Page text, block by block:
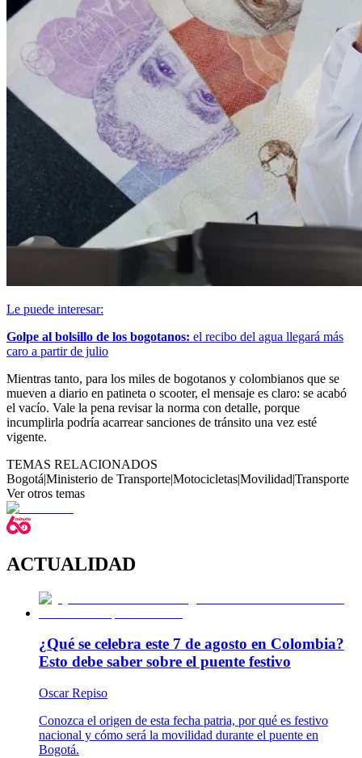
Le puede interesar:
Golpe al bolsillo de los bogotanos: el recibo del agua llegará más
caro a partir de julio
Mientras tanto, para los miles de bogotanos y colombianos que se
mueven a diario en patineta o scooter, el mensaje es claro: se acabó
el vacío. Vale la pena revisar la norma con detalle, porque
incumplirla podría acarrear sanciones de tránsito una vez esté
vigente.
TEMAS RELACIONADOS
Bogotá|Ministerio de Transporte|Motocicletas|Movilidad|Transporte
Ver otros temas
ACTUALIDAD
¿Qué se celebra este 7 de agosto en Colombia?
Esto debe saber sobre el puente festivo
Oscar Repiso
Conozca el origen de esta fecha patria, por qué es festivo
nacional y cómo será la movilidad durante el puente en
Bogotá.